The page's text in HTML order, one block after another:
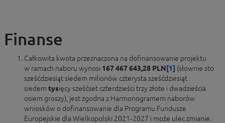
Finanse
Całkowita kwota przeznaczona na dofinansowanie projektu
w ramach naboru wynosi 167 467 643,28 PLN [1] (słownie sto
sześćdziesiąt siedem milionów czterysta sześćdziesiąt
siedem tysięcy sześćset czterdzieści trzy złote i dwadzieścia
osiem groszy), jest zgodna z Harmonogramem naborów
wniosków o dofinansowanie dla Programu Fundusze
Europejskie dla Wielkopolski 2021‑2027 i może ulec zmianie.